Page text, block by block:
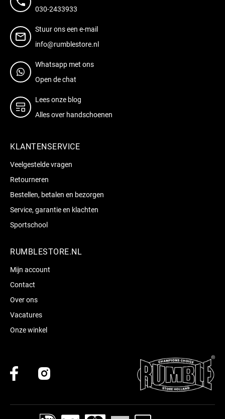
030-2433933
Stuur ons een e-mail
info@rumblestore.nl
Whatsapp met ons
Open de chat
Lees onze blog
Alles over handschoenen
KLANTENSERVICE
Veelgestelde vragen
Retourneren
Bestellen, betalen en bezorgen
Service, garantie en klachten
Sportschool
RUMBLESTORE.NL
Mijn account
Contact
Over ons
Vacatures
Onze winkel